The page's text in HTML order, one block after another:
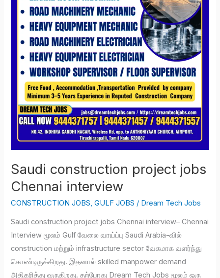
Saudi construction project jobs
Chennai interview
CONSTRUCTION JOBS,GULF JOBS / Dream Tech Jobs
Saudi construction project jobs Chennai interview– Chennai
Interview மூலம் Gulf வேலை வாய்ப்பு Saudi Arabia-வில்
construction மற்றும் infrastructure sector வேகமாக வளர்ந்து
கொண்டிருக்கிறது. இதனால் skilled manpower demand
அதிகரித்து வருகிறது. தற்போது Dream Tech Jobs மூலம் ஒரு